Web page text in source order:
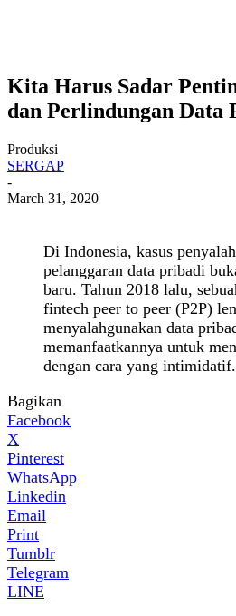
Kita Harus Sadar
dan Perlindungan Data
Produksi
SERGAP
-
March 31, 2020
Di Indonesia, kasus
pelanggaran data pribadi
baru. Tahun 2018 lalu,
fintech peer to peer (P2P)
menyalahgunakan data
memanfaatkannya untuk
dengan cara yang intimidatif.
Bagikan
Facebook
X
Pinterest
WhatsApp
Linkedin
Email
Print
Tumblr
Telegram
LINE